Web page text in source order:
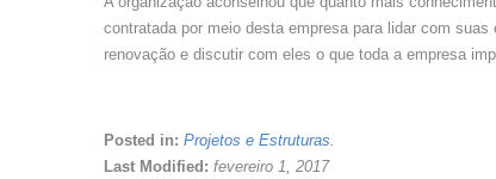
contratada por meio desta empresa para lidar com
renovação e discutir com eles o que toda a empresa
Posted in: Projetos e Estruturas.
Last Modified: fevereiro 1, 2017